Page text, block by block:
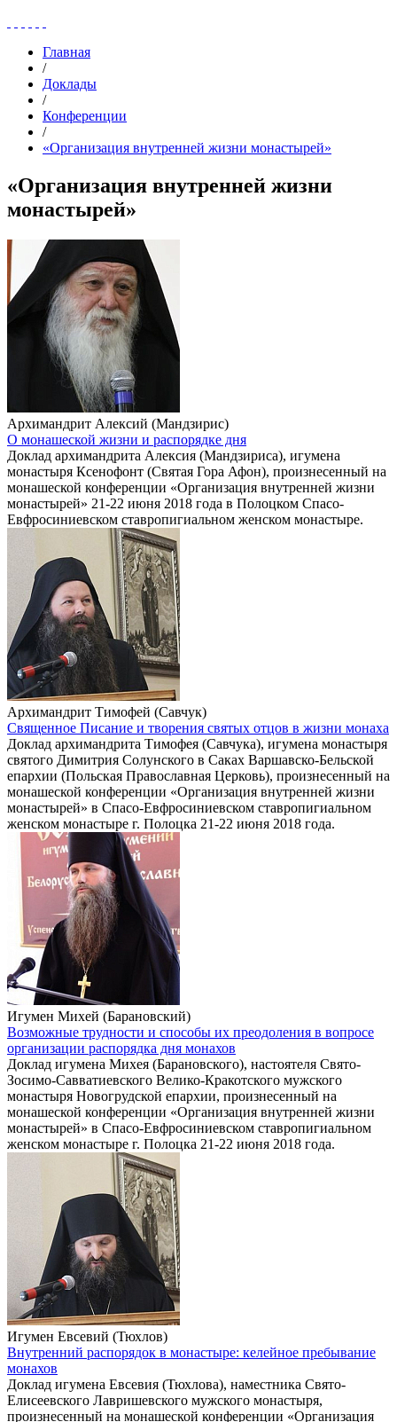
Главная
/
Доклады
/
Конференции
/
«Организация внутренней жизни монастырей»
«Организация внутренней жизни
монастырей»
Архимандрит Алексий (Мандзирис)
О монашеской жизни и распорядке дня
Доклад архимандрита Алексия (Мандзириса), игумена
монастыря Ксенофонт (Святая Гора Афон), произнесенный на
монашеской конференции «Организация внутренней жизни
монастырей» 21-22 июня 2018 года в Полоцком Спасо-
Евфросиниевском ставропигиальном женском монастыре.
Архимандрит Тимофей (Савчук)
Священное Писание и творения святых отцов в жизни монаха
Доклад архимандрита Тимофея (Савчука), игумена монастыря
святого Димитрия Солунского в Саках Варшавско-Бельской
епархии (Польская Православная Церковь), произнесенный на
монашеской конференции «Организация внутренней жизни
монастырей» в Спасо-Евфросиниевском ставропигиальном
женском монастыре г. Полоцка 21-22 июня 2018 года.
Игумен Михей (Барановский)
Возможные трудности и способы их преодоления в вопросе
организации распорядка дня монахов
Доклад игумена Михея (Барановского), настоятеля Свято-
Зосимо-Савватиевского Велико-Кракотского мужского
монастыря Новогрудской епархии, произнесенный на
монашеской конференции «Организация внутренней жизни
монастырей» в Спасо-Евфросиниевском ставропигиальном
женском монастыре г. Полоцка 21-22 июня 2018 года.
Игумен Евсевий (Тюхлов)
Внутренний распорядок в монастыре: келейное пребывание
монахов
Доклад игумена Евсевия (Тюхлова), наместника Свято-
Елисеевского Лавришевского мужского монастыря,
произнесенный на монашеской конференции «Организация